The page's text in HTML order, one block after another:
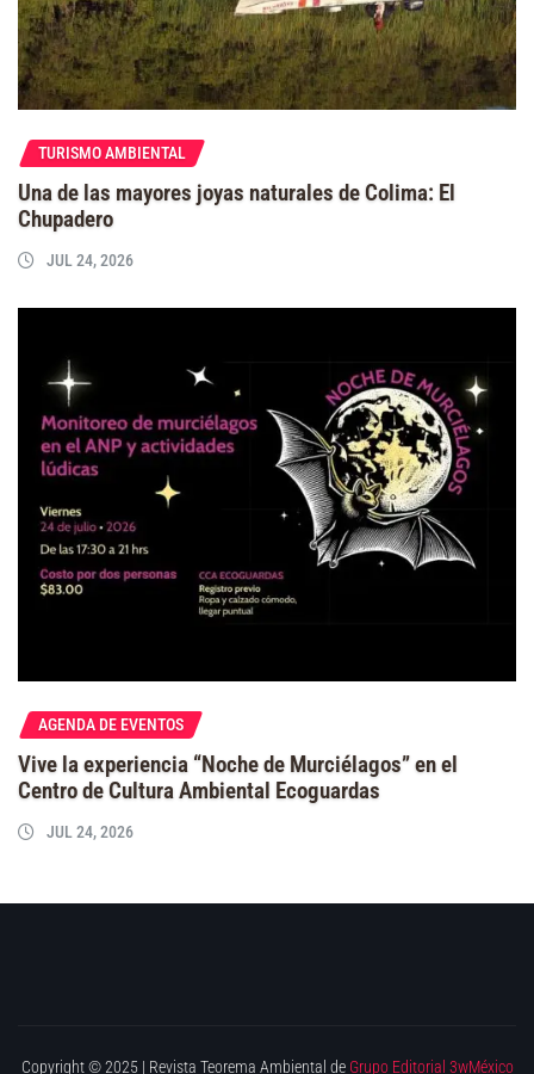
TURISMO AMBIENTAL
Una de las mayores joyas naturales de Colima: El
Chupadero
JUL 24, 2026
AGENDA DE EVENTOS
Vive la experiencia “Noche de Murciélagos” en el
Centro de Cultura Ambiental Ecoguardas
JUL 24, 2026
Copyright © 2025 | Revista Teorema Ambiental de Grupo Editorial 3wMéxico